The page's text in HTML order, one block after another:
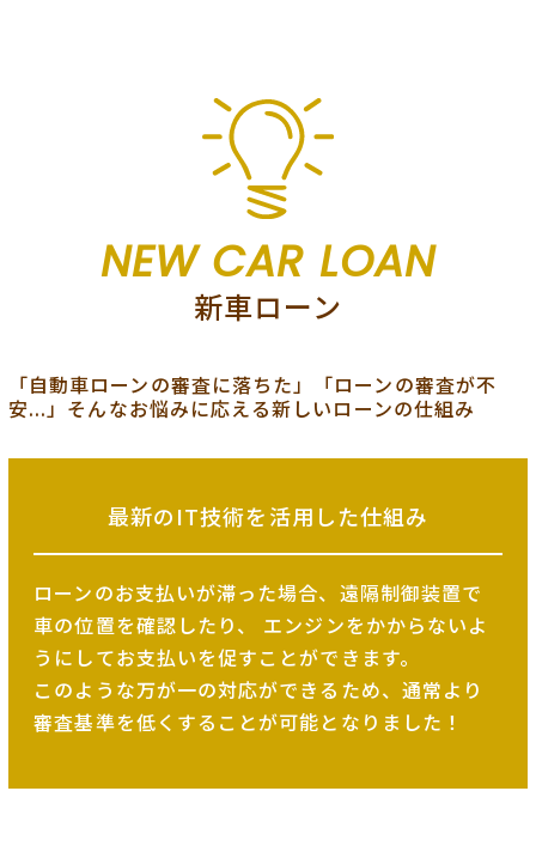
NEW CAR LOAN
新車ローン
「自動車ローンの審査に落ちた」「ローンの審査が不
安...」そんなお悩みに応える新しいローンの仕組み
最新のIT技術を活用した仕組み
ローンのお支払いが滞った場合、遠隔制御装置で
車の位置を確認したり、
エンジンをかからないよ
うにしてお支払いを促すことができます。
このような万が一の対応ができるため、 通常より
審査基準を低くすることが可能となりました！